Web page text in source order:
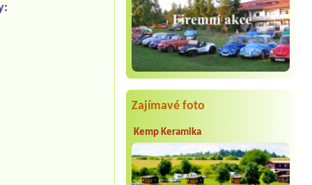
Zajímavé foto
Kemp Keramika